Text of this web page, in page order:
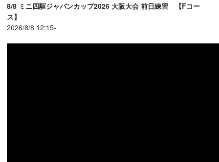
8/8 ミニ四駆ジャパンカップ2026 大阪大会 前日練習 【Fコー
ス】
2026/8/8 12:15-